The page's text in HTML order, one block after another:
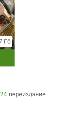
Гб
переиздание